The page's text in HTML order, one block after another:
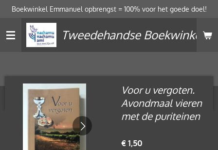
Ga
naar
hoofdinhoud
Tweedehandse Boekwinkel
Boekwinkel Emmanuel opbrengst = 100% voor het goede doel!
Voor u vergoten.
Avondmaal vieren
met de puriteinen
€ 1,50